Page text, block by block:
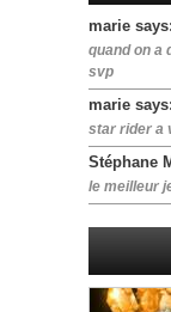
marie says:
quand on a
svp
marie says:
star rider a
Stéphane
le meilleur